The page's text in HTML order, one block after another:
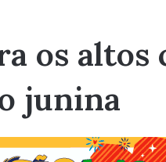
os altos
junina